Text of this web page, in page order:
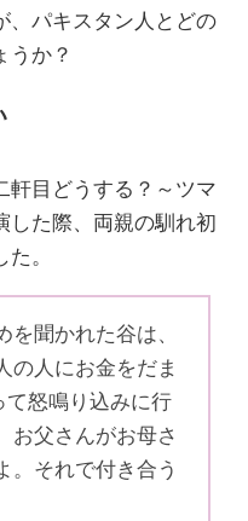
、パキスタン人とどの
うか？
軒目どうする？～ツマ
した際、両親の馴れ初
。
聞かれた谷は、
の人にお金をだま
て怒鳴り込みに行
お父さんがお母さ
。それで付き合う